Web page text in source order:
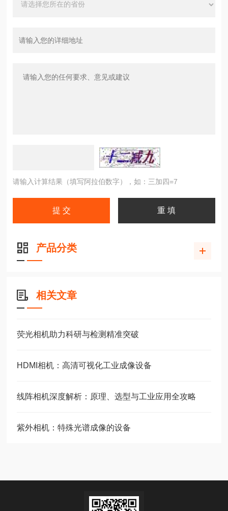
请输入计算结果（填写阿拉伯数字），如：三加四=7
产品分类
相关文章
荧光相机助力科研与检测精准突破
HDMI相机：高清可视化工业成像设备
线阵相机深度解析：原理、选型与工业应用全攻略
紫外相机：特殊光谱成像的设备